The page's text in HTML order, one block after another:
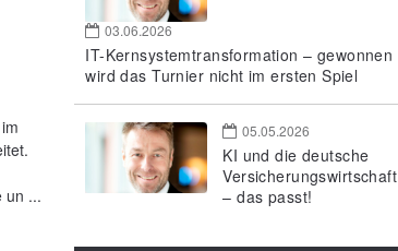
un ...
03.06.2026
IT-Kernsystemtransformation – gewonnen
wird das Turnier nicht im ersten Spiel
05.05.2026
KI und die deutsche
Versicherungswirtschaft
– das passt!